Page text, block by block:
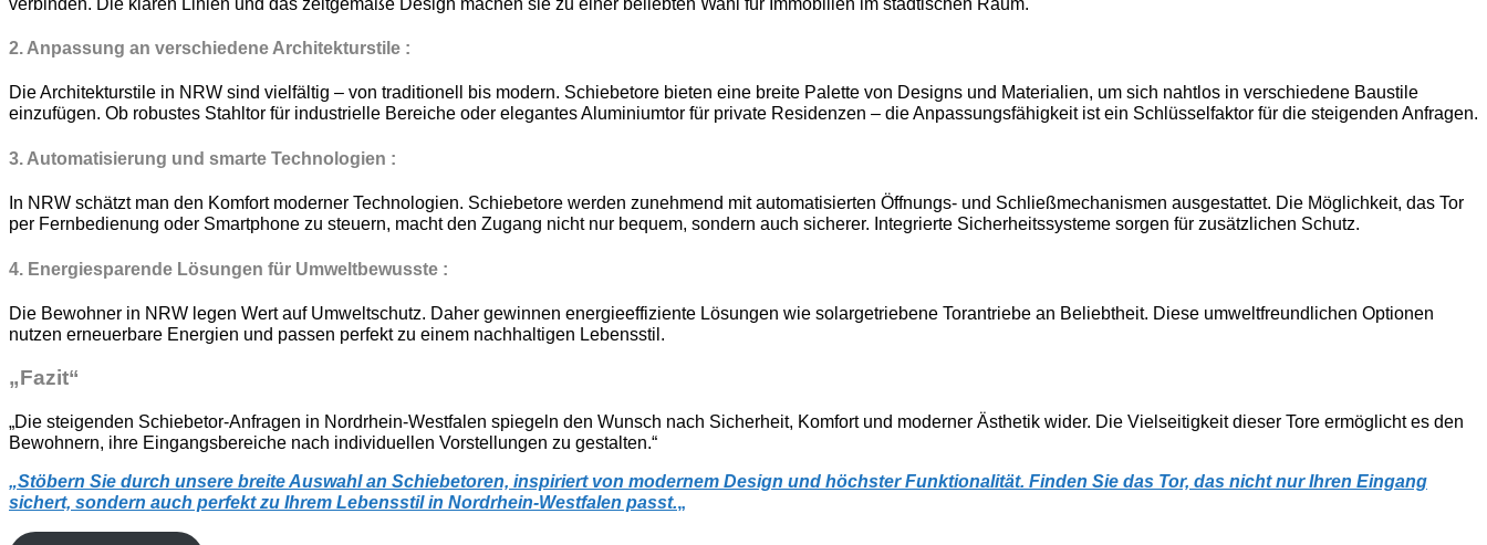
2. Anpassung an verschiedene Architekturstile :
Die Architekturstile in NRW sind vielfältig – von traditionell bis modern. Schiebetore bieten eine breite Palette von Designs und Materialien, um sich nahtlos in verschiedene Baustile
einzufügen. Ob robustes Stahltor für industrielle Bereiche oder elegantes Aluminiumtor für private Residenzen – die Anpassungsfähigkeit ist ein Schlüsselfaktor für die steigenden Anfragen.
3. Automatisierung und smarte Technologien :
In NRW schätzt man den Komfort moderner Technologien. Schiebetore werden zunehmend mit automatisierten Öffnungs- und Schließmechanismen ausgestattet. Die Möglichkeit, das Tor
per Fernbedienung oder Smartphone zu steuern, macht den Zugang nicht nur bequem, sondern auch sicherer. Integrierte Sicherheitssysteme sorgen für zusätzlichen Schutz.
4. Energiesparende Lösungen für Umweltbewusste :
Die Bewohner in NRW legen Wert auf Umweltschutz. Daher gewinnen energieeffiziente Lösungen wie solargetriebene Torantriebe an Beliebtheit. Diese umweltfreundlichen Optionen
nutzen erneuerbare Energien und passen perfekt zu einem nachhaltigen Lebensstil.
„Fazit“
„Die steigenden Schiebetor-Anfragen in Nordrhein-Westfalen spiegeln den Wunsch nach Sicherheit, Komfort und moderner Ästhetik wider. Die Vielseitigkeit dieser Tore ermöglicht es den
Bewohnern, ihre Eingangsbereiche nach individuellen Vorstellungen zu gestalten.“
„Stöbern Sie durch unsere breite Auswahl an Schiebetoren, inspiriert von modernem Design und höchster Funktionalität. Finden Sie das Tor, das nicht nur Ihren Eingang
sichert, sondern auch perfekt zu Ihrem Lebensstil in Nordrhein-Westfalen passt.„